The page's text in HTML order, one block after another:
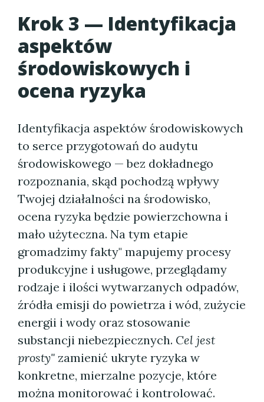
Krok 3 — Identyfikacja
aspektów
środowiskowych i
ocena ryzyka
Identyfikacja aspektów środowiskowych
to serce przygotowań do audytu
środowiskowego — bez dokładnego
rozpoznania, skąd pochodzą wpływy
Twojej działalności na środowisko,
ocena ryzyka będzie powierzchowna i
mało użyteczna. Na tym etapie
gromadzimy fakty" mapujemy procesy
produkcyjne i usługowe, przeglądamy
rodzaje i ilości wytwarzanych odpadów,
źródła emisji do powietrza i wód, zużycie
energii i wody oraz stosowanie
substancji niebezpiecznych. Cel jest
prosty" zamienić ukryte ryzyka w
konkretne, mierzalne pozycje, które
można monitorować i kontrolować.